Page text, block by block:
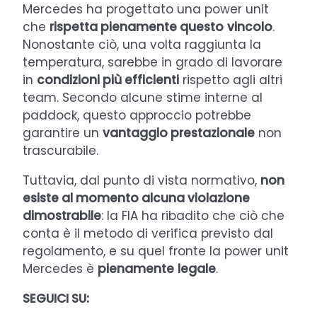
Mercedes ha progettato una power unit
che rispetta pienamente questo vincolo.
Nonostante ciò, una volta raggiunta la
temperatura, sarebbe in grado di lavorare
in condizioni più efficienti rispetto agli altri
team. Secondo alcune stime interne al
paddock, questo approccio potrebbe
garantire un vantaggio prestazionale non
trascurabile.
Tuttavia, dal punto di vista normativo, non
esiste al momento alcuna violazione
dimostrabile: la FIA ha ribadito che ciò che
conta è il metodo di verifica previsto dal
regolamento, e su quel fronte la power unit
Mercedes è pienamente legale.
SEGUICI SU: